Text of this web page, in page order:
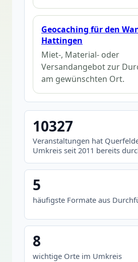
Geocaching für den
Hattingen
Miet-, Material- oder
Versandangebot zur
am gewünschten Ort.
10327
Veranstaltungen hat
Umkreis seit 2011 bereits
5
häufigste Formate aus
8
wichtige Orte im Umkreis